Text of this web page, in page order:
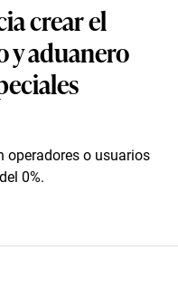
crear el
aduanero
operadores o usuarios
0%.